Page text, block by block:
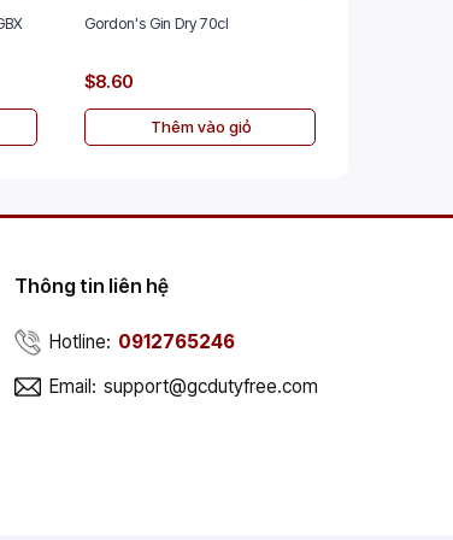
Gordon's Gin Dry 70cl
$8.60
Thêm vào giỏ
Thông tin liên hệ
Hotline: 0912765246
Email: support@gcdutyfree.com